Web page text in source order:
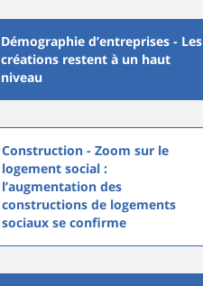
Démographie d’entreprises - Les
créations restent à un haut
niveau
Construction - Zoom sur le
logement social :
l’augmentation des
constructions de logements
sociaux se confirme